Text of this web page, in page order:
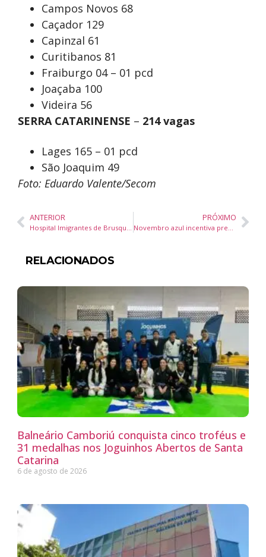
Campos Novos 68
Caçador 129
Capinzal 61
Curitibanos 81
Fraiburgo 04 – 01 pcd
Joaçaba 100
Videira 56
SERRA CATARINENSE – 214 vagas
Lages 165 – 01 pcd
São Joaquim 49
Foto: Eduardo Valente/Secom
ANTERIOR PRÓXIMO
RELACIONADOS
Balneário Camboriú conquista cinco troféus e
31 medalhas nos Joguinhos Abertos de Santa
Catarina
6 de agosto de 2026